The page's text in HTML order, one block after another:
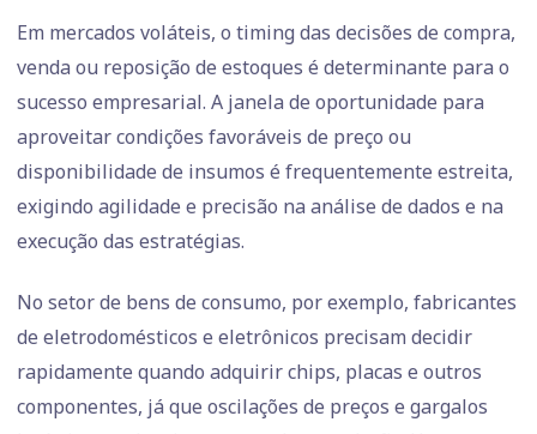
Em mercados voláteis, o timing das decisões de compra,
venda ou reposição de estoques é determinante para o
sucesso empresarial. A janela de oportunidade para
aproveitar condições favoráveis de preço ou
disponibilidade de insumos é frequentemente estreita,
exigindo agilidade e precisão na análise de dados e na
execução das estratégias.
No setor de bens de consumo, por exemplo, fabricantes
de eletrodomésticos e eletrônicos precisam decidir
rapidamente quando adquirir chips, placas e outros
componentes, já que oscilações de preços e gargalos